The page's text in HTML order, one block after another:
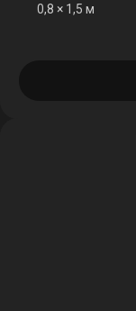
0,8 × 1,5 м